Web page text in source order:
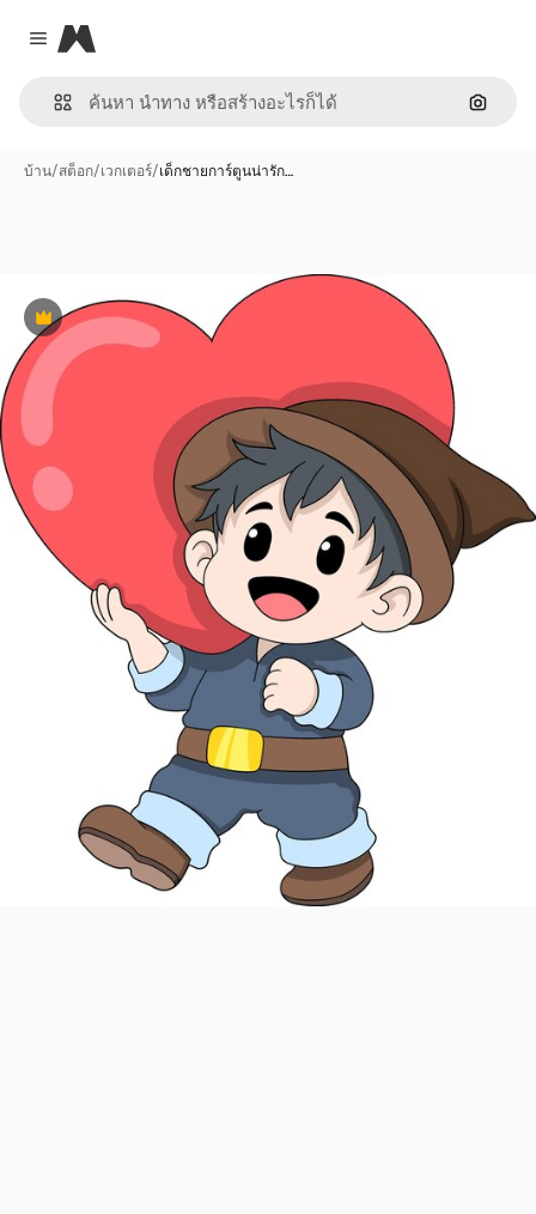
Close menu
Magnific
ค้นหา
บ้าน/สต็อก/เวกเตอร์/เด็กชายการ์ตูนน่ารัก…
พรีเมี่ยม